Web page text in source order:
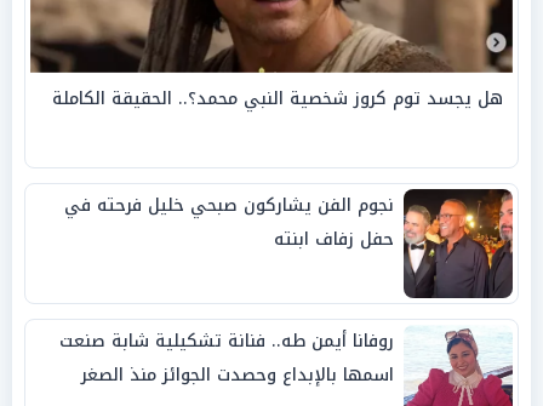
هل يجسد توم كروز شخصية النبي محمد؟.. الحقيقة الكاملة
نجوم الفن يشاركون صبحي خليل فرحته في
حفل زفاف ابنته
روفانا أيمن طه.. فنانة تشكيلية شابة صنعت
اسمها بالإبداع وحصدت الجوائز منذ الصغر